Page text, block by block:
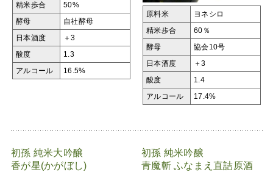
精米歩合 50%
酵母 自社酵母
日本酒度 ＋3
酸度 1.3
アルコール 16.5%
原料米 ヨネシロ
精米歩合 60％
酵母 協会10号
日本酒度 ＋3
酸度 1.4
アルコール 17.4%
初孫 純米大吟醸
香が星(かがぼし)
初孫 純米吟醸
青魔斬 ふなまえ直詰原酒